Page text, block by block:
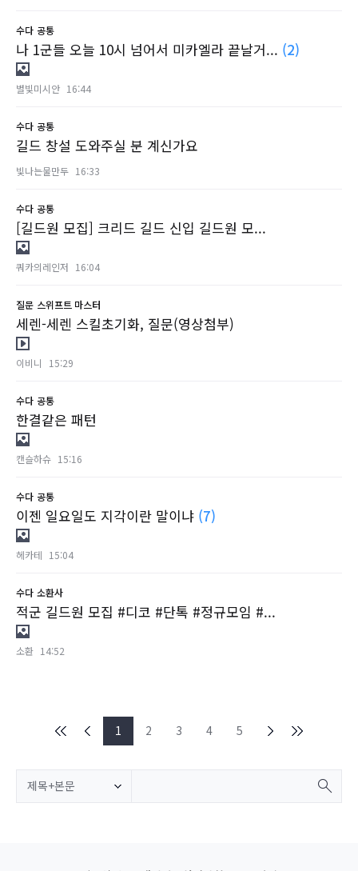
수다 공통
나 1군들 오늘 10시 넘어서 미카엘라 끝날거... (2)
별빛미시안 16:44
수다 공통
길드 창설 도와주실 분 계신가요
빛나는물만두 16:33
수다 공통
[길드원 모집] 크리드 길드 신입 길드원 모...
쿼카의레인저 16:04
질문 스위프트 마스터
세렌-세렌 스킬초기화, 질문(영상첨부)
이비니 15:29
수다 공통
한결같은 패턴
캔슬하슈 15:16
수다 공통
이젠 일요일도 지각이란 말이냐 (7)
헤카테 15:04
수다 소환사
적군 길드원 모집 #디코 #단톡 #정규모임 #...
소환 14:52
1 2 3 4 5
제목+본문